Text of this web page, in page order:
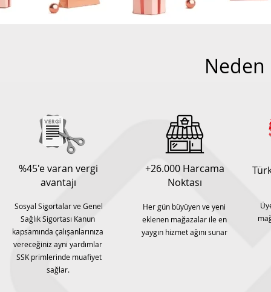
Neden
%45'e varan vergi
avantajı
Sosyal Sigortalar ve Genel
Sağlık Sigortası Kanun
kapsamında çalışanlarınıza
vereceğiniz ayni yardımlar
SSK primlerinde muafiyet
sağlar.
+26.000 Harcama
Noktası
Her gün büyüyen ve yeni
eklenen mağazalar ile en
yaygın hizmet ağını sunar